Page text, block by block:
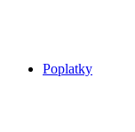
Poplatky